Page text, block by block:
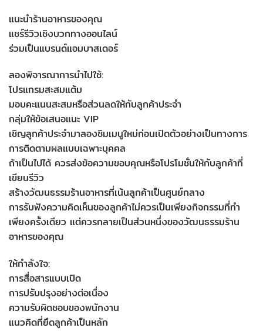
แนะนำร้านอาหารของคุณ
แชร์รีวิวเชิงบวกทางออนไลน์
ร่วมเป็นแบรนด์แอมบาสเดอร์
ลองพิจารณาการนำไปใช้:
โปรแกรมสะสมแต้ม
มอบคะแนนสะสมหรือส่วนลดให้กับลูกค้าประจำ
กลุ่มให้ข้อเสนอแนะ VIP
เชิญลูกค้าประจำมาลองชิมเมนูใหม่ก่อนเปิดตัวอย่างเป็นทางการ
การติดตามผลแบบเฉพาะบุคคล
ถ้าเป็นไปได้ ควรส่งข้อความขอบคุณหรือโปรโมชั่นให้กับลูกค้าที่
เขียนรีวิว
สร้างวัฒนธรรมร้านอาหารที่เน้นลูกค้าเป็นศูนย์กลาง
การรับฟังความคิดเห็นของลูกค้าไม่ควรเป็นเพียงกิจกรรมที่ทำ
เพียงครั้งเดียว แต่ควรกลายเป็นส่วนหนึ่งของวัฒนธรรมร้าน
อาหารของคุณ
ให้กำลังใจ:
การสื่อสารแบบเปิด
การปรับปรุงอย่างต่อเนื่อง
ความรับผิดชอบของพนักงาน
แนวคิดที่ยึดลูกค้าเป็นหลัก